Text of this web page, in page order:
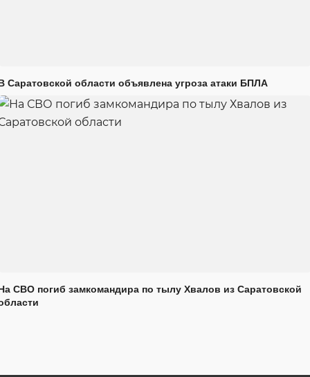
Саратовской области объявлена угроза атаки БПЛА
СВО погиб замкомандира по тылу Хвалов из Саратовской